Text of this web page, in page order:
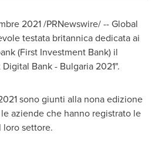
2021 /PRNewswire/ -- Global
testata britannica dedicata ai
(First Investment Bank) il
Bank - Bulgaria2021".
sono giunti alla nona edizione
aziende che hanno registrato le
settore.